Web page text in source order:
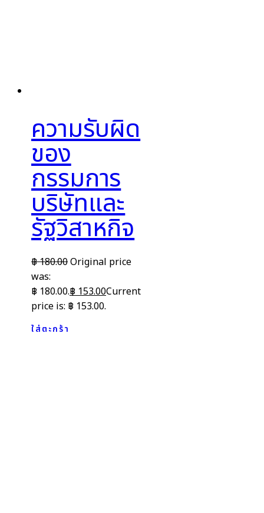
ความรับผิด
ของ
กรรมการ
บริษัทและ
รัฐวิสาหกิจ
฿180.00Original price
was:
฿ 180.00.฿153.00Current
price is: ฿ 153.00.
ใส่ตะกร้า